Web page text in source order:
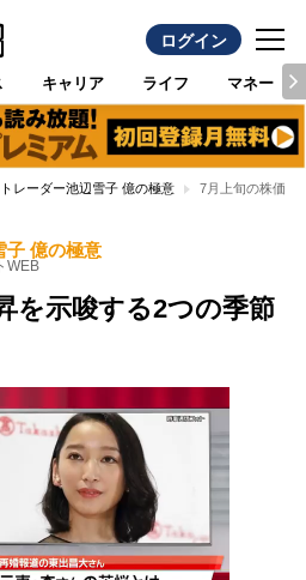
ログイン
キャリア ライフ マネー
レーダー池辺雪子 億の極意 7月上旬の株価上
子 億の極意
WEB
を示唆する2つの季節